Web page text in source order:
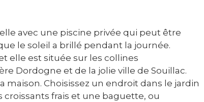
avec une piscine privée qui peut être
le soleil a brillé pendant la journée.
elle est située sur les collines
Dordogne et de la jolie ville de Souillac.
maison. Choisissez un endroit dans le jardin
frais et une baguette, ou